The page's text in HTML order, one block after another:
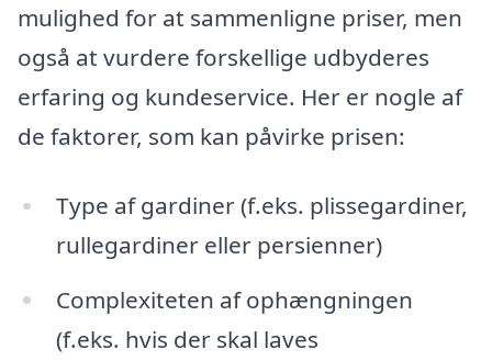
mulighed for at sammenligne priser, men
også at vurdere forskellige udbyderes
erfaring og kundeservice. Her er nogle af
de faktorer, som kan påvirke prisen:
Type af gardiner (f.eks. plissegardiner,
rullegardiner eller persienner)
Complexiteten af ophængningen
(f.eks. hvis der skal laves